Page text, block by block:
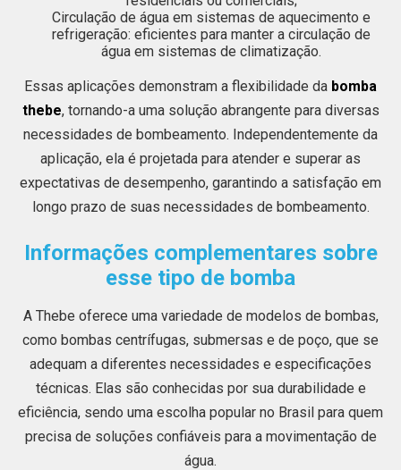
Circulação de água em sistemas de aquecimento e
refrigeração: eficientes para manter a circulação de
água em sistemas de climatização.
Essas aplicações demonstram a flexibilidade da bomba
thebe, tornando-a uma solução abrangente para diversas
necessidades de bombeamento. Independentemente da
aplicação, ela é projetada para atender e superar as
expectativas de desempenho, garantindo a satisfação em
longo prazo de suas necessidades de bombeamento.
Informações complementares sobre
esse tipo de bomba
A Thebe oferece uma variedade de modelos de bombas,
como bombas centrífugas, submersas e de poço, que se
adequam a diferentes necessidades e especificações
técnicas. Elas são conhecidas por sua durabilidade e
eficiência, sendo uma escolha popular no Brasil para quem
precisa de soluções confiáveis para a movimentação de
água.